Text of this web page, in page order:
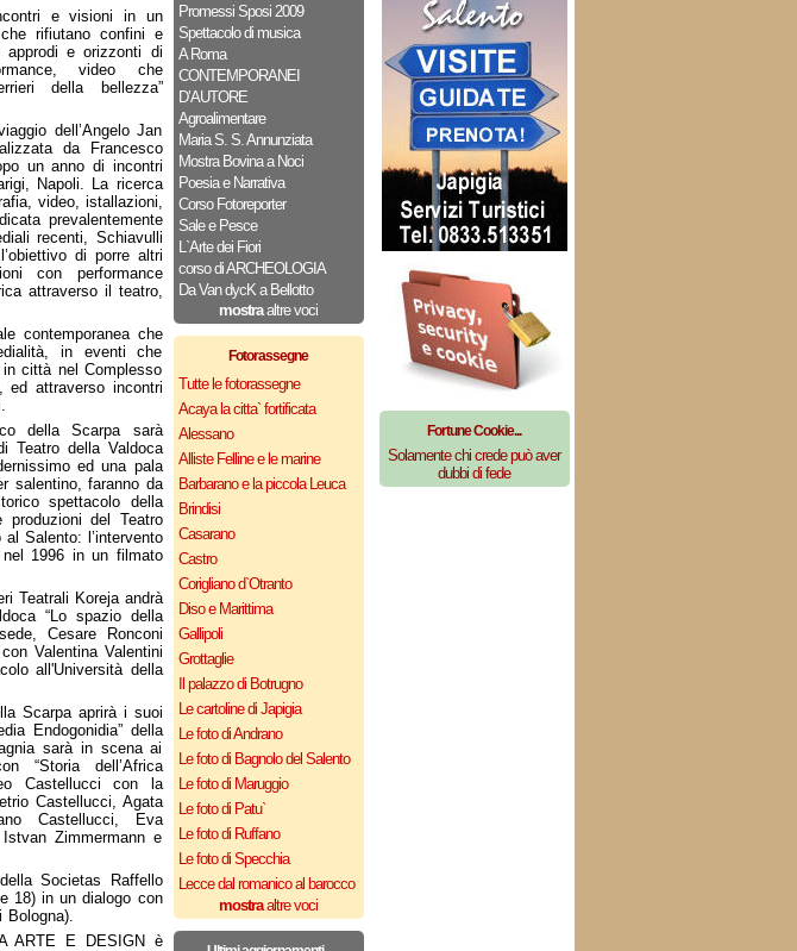
Promessi Sposi 2009
Spettacolo di musica
A Roma
CONTEMPORANEI
D’AUTORE
Agroalimentare
Maria S. S. Annunziata
Mostra Bovina a Noci
Poesia e Narrativa
Corso Fotoreporter
Sale e Pesce
L`Arte dei Fiori
corso di ARCHEOLOGIA
Da Van dycK a Bellotto
mostraaltre voci
Fotorassegne
Tutte le fotorassegne
Acaya la citta` fortificata
Alessano
Alliste Felline e le marine
Barbarano e la piccola Leuca
Brindisi
Casarano
Castro
Corigliano d`Otranto
Diso e Marittima
Gallipoli
Grottaglie
Il palazzo di Botrugno
Le cartoline di Japigia
Le foto di Andrano
Le foto di Bagnolo del Salento
Le foto di Maruggio
Le foto di Patu`
Le foto di Ruffano
Le foto di Specchia
Lecce dal romanico al barocco
mostraaltre voci
e visioni in un
rifiutano confini e
approdi e orizzonti di
video che
della bellezza”
dell’Angelo Jan
da Francesco
un anno di incontri
Napoli. La ricerca
video, istallazioni,
prevalentemente
recenti, Schiavulli
di porre altri
con performance
attraverso il teatro,
contemporanea che
in eventi che
città nel Complesso
ed attraverso incontri
della Scarpa sarà
Teatro della Valdoca
ed una pala
salentino, faranno da
spettacolo della
del Teatro
Salento: l’intervento
1996 in un filmato
Teatrali Koreja andrà
“Lo spazio della
Cesare Ronconi
Valentina Valentini
all'Università della
Scarpa aprirà i suoi
Endogonidia” della
sarà in scena ai
“Storia dell’Africa
Castellucci con la
Castellucci, Agata
Castellucci, Eva
Zimmermann e
Societas Raffello
18) in un dialogo con
Bologna).
ARTE E DESIGN è
Fortune Cookie...
Solamente chi crede può aver
dubbi di fede